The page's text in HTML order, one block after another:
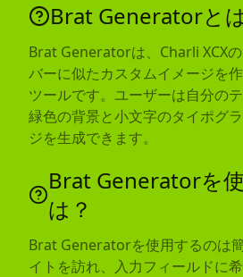
Brat Generatorと
Brat Generatorは、Charli XCX
バーに似たカスタムイメージを
ツールです。ユーザーは自分の
緑色の背景と小文字のタイポグ
ジを生成できます。
Brat Generatorを
は？
Brat Generatorを使用するのは
イトを訪れ、入力フィールドに